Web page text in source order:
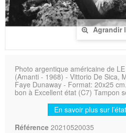
Agrandir
Photo argentique américaine de
(Amanti - 1968) - Vittorio De Sica,
Faye Dunaway - Format: 20x25
bon à Excellent état (C7) Tampon
En savoir plus sur
Référence 20210520035